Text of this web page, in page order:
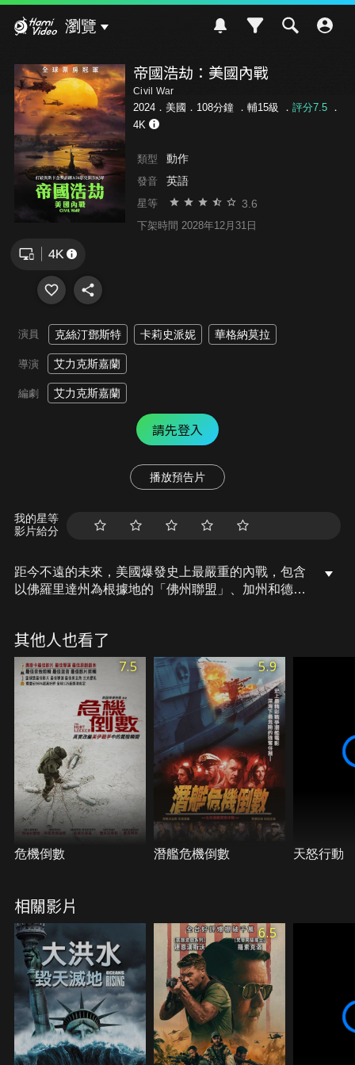
瀏覽
帝國浩劫：美國內戰
Civil War
2024．美國．108分鐘 ． 輔15級 ． 評分7.5．
4K
類型 動作
發音 英語
星等 3.6
下架時間 2028年12月31日
演員 克絲汀鄧斯特 卡莉史派妮 華格納莫拉
導演 艾力克斯嘉蘭
編劇 艾力克斯嘉蘭
請先登入
播放預告片
我的星等
影片給分
距今不遠的未來，美國爆發史上最嚴重的內戰，包含
以佛羅里達州為根據地的「佛州聯盟」、加州和德州
飾）與一群記者計畫穿越戰火重重的美國前往白宮，
他們能夠在這場浩劫中存活下來嗎？
其他人也看了
7.5
危機倒數
5.9
潛艦危機倒數 天怒行動
相關影片
6.5